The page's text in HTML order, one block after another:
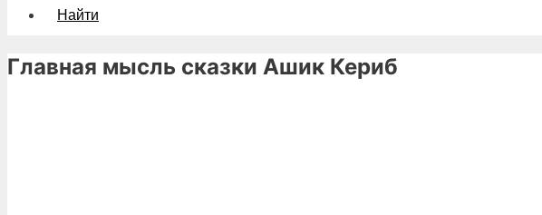
Найти
Главная мысль сказки Ашик Кериб